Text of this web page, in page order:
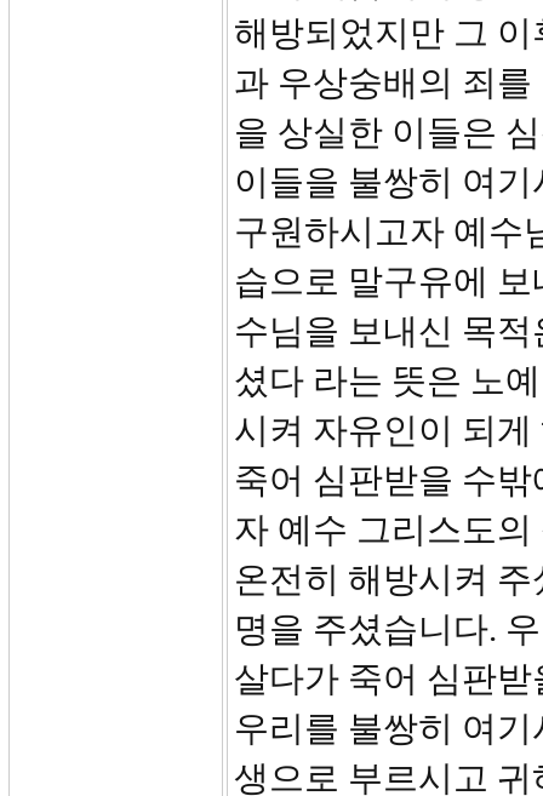
해방되었지만 그
과 우상숭배의 죄
을 상실한 이들은
이들을 불쌍히 여
구원하시고자 예수
습으로 말구유에 보
수님을 보내신 목
셨다 라는 뜻은 노
시켜 자유인이 되
죽어 심판받을 수
자 예수 그리스도
온전히 해방시켜
명을 주셨습니다.
살다가 죽어 심판
우리를 불쌍히 여
생으로 부르시고